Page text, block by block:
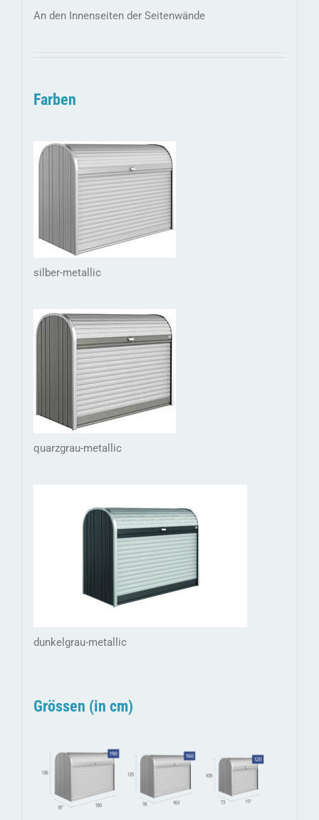
An den Innenseiten der Seitenwände
Farben
silber-metallic
quarzgrau-metallic
dunkelgrau-metallic
Grössen (in cm)